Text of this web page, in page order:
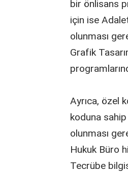
bir önlisans
için ise
olunması
Grafik
Ayrıca, özel
koduna
olunması
Hukuk Büro
Tecrübe